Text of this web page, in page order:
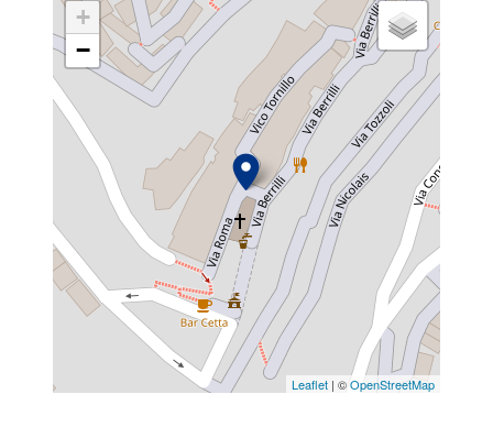
+
−
Leaflet | ©OpenStreetMap